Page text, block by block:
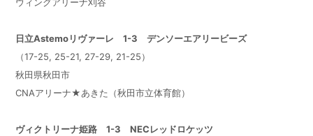
日立Astemoリヴァーレ 1-3 デンソーエアリービーズ
（17-25, 25-21, 27-29, 21-25）
秋田県秋田市
CNAアリーナ★あきた（秋田市立体育館）
ヴィクトリーナ姫路 1-3 NECレッドロケッツ